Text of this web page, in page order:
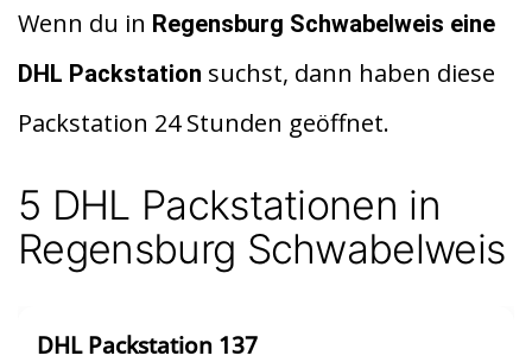
d
di
t
at
s
A
p
p
le
n
Wenn du in Regensburg Schwabelweis eine
DHL Packstation suchst, dann haben diese
Packstation 24 Stunden geöffnet.
5 DHL Packstationen in
Regensburg Schwabelweis
DHL Packstation 137